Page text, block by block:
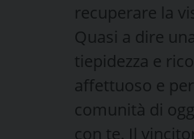
recuperare la
Quasi a dire
tiepidezza e
affettuoso e
comunità di
con te. Il